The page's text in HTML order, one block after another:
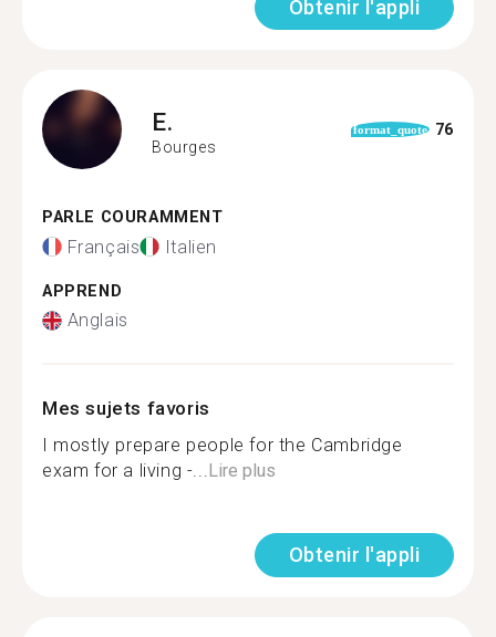
Obtenir l'appli
E.
Bourges
format_quote 76
PARLE COURAMMENT
Français Italien
APPREND
Anglais
Mes sujets favoris
I mostly prepare people for the Cambridge
exam for a living -...Lire plus
Obtenir l'appli